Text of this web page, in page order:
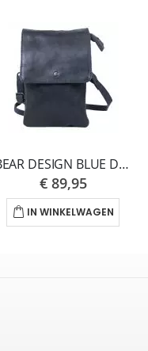
BEAR DESIGN BLUE DAISY CP2791-ONE SIZE
€ 89,95
IN WINKELWAGEN